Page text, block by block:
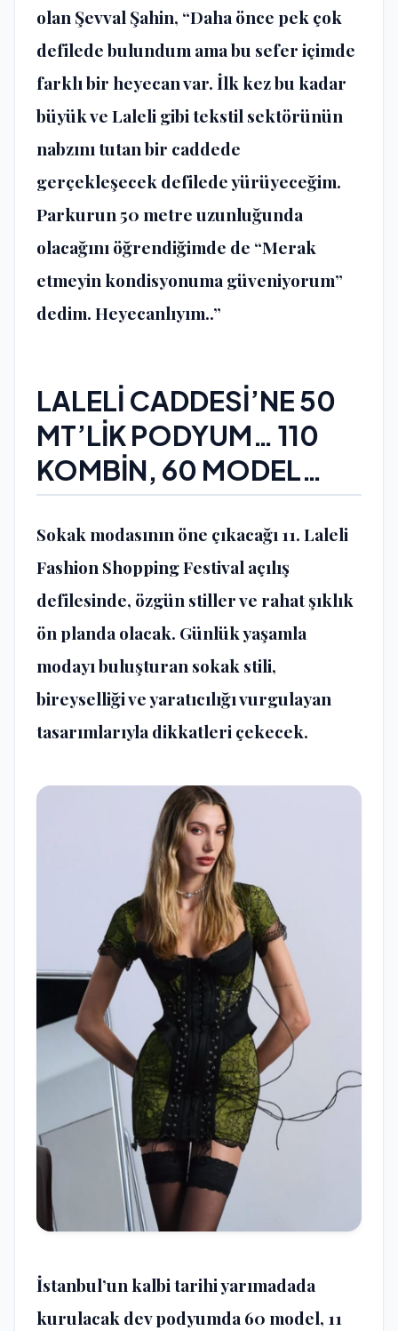
olan Şevval Şahin, “Daha önce pek çok
defilede bulundum ama bu sefer içimde
farklı bir heyecan var. İlk kez bu kadar
büyük ve Laleli gibi tekstil sektörünün
nabzını tutan bir caddede
gerçekleşecek defilede yürüyeceğim.
Parkurun 50 metre uzunluğunda
olacağını öğrendiğimde de “Merak
etmeyin kondisyonuma güveniyorum”
dedim. Heyecanlıyım..”
LALELİ CADDESİ’NE 50
MT’LİK PODYUM… 110
KOMBİN, 60 MODEL…
Sokak modasının öne çıkacağı 11. Laleli
Fashion Shopping Festival açılış
defilesinde, özgün stiller ve rahat şıklık
ön planda olacak. Günlük yaşamla
modayı buluşturan sokak stili,
bireyselliği ve yaratıcılığı vurgulayan
tasarımlarıyla dikkatleri çekecek.
İstanbul’un kalbi tarihi yarımadada
kurulacak dev podyumda 60 model, 11